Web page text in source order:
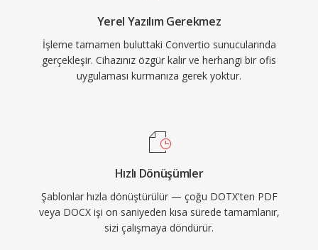
Yerel Yazılım Gerekmez
İşleme tamamen buluttaki Convertio sunucularında
gerçekleşir. Cihazınız özgür kalır ve herhangi bir ofis
uygulaması kurmanıza gerek yoktur.
Hızlı Dönüşümler
Şablonlar hızla dönüştürülür — çoğu DOTX'ten PDF
veya DOCX işi on saniyeden kısa sürede tamamlanır,
sizi çalışmaya döndürür.